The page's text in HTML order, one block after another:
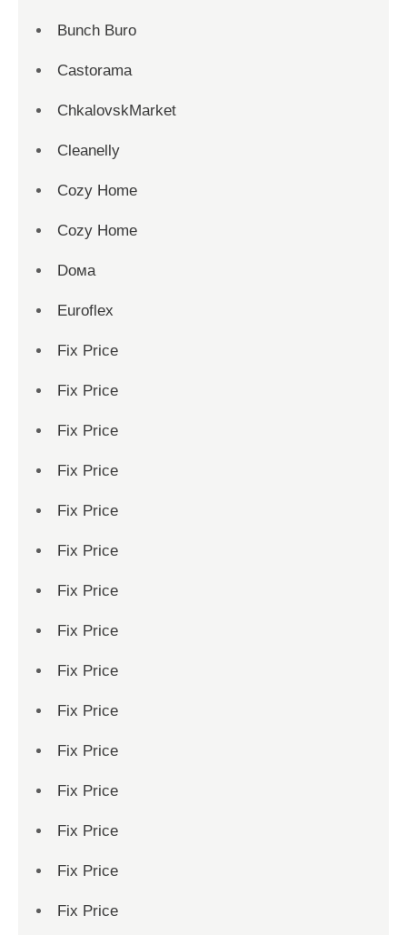
Bunch Buro
Castorama
ChkalovskMarket
Cleanelly
Cozy Home
Cozy Home
Dома
Euroflex
Fix Price
Fix Price
Fix Price
Fix Price
Fix Price
Fix Price
Fix Price
Fix Price
Fix Price
Fix Price
Fix Price
Fix Price
Fix Price
Fix Price
Fix Price